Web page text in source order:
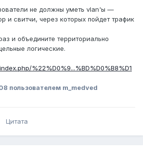
не должны уметь vlan'ы —
и свитчи, через которых пойдет трафик
и объедините территориально
логические.
%22%D0%9...%BD%D0%B8%D1
пользователем m_medved
Цитата